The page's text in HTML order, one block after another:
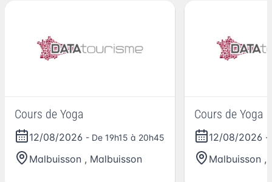
Cours de Yoga
12/08/2026 - De 19h15 à 20h45
Malbuisson , Malbuisson
Cours de Yoga
12/08/2026 -
Malbuisson ,